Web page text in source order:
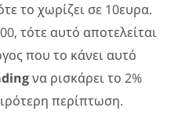
το χωρίζει σε 10ευρα.
τότε αυτό αποτελείται
που το κάνει αυτό
να ρισκάρει το 2%
περίπτωση.